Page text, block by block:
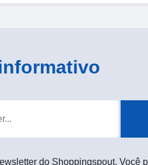
do Shoppingspout. Você